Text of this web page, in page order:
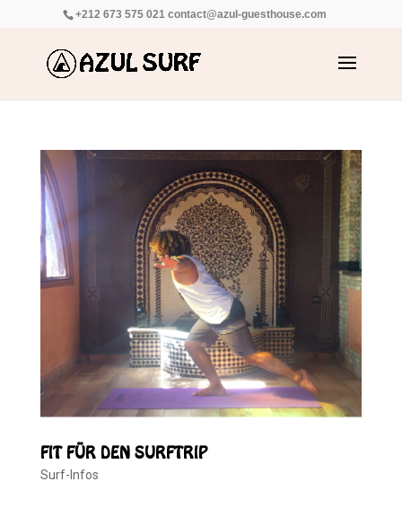
+212 673 575 021 contact@azul-guesthouse.com
FIT FÜR DEN SURFTRIP
Surf-Infos